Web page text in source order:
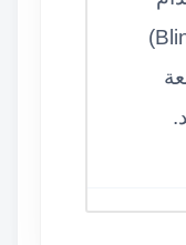
البحث الأعمى (Blind Scan)